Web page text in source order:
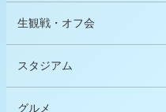
生観戦・オフ会
スタジアム
グルメ